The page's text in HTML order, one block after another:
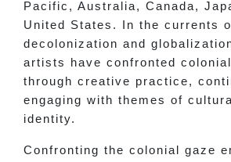
Pacific, Australia, Canada,
United States. In the currents
decolonization and
artists have confronted
through creative practice,
engaging with themes of
identity.
Confronting the colonial gaze